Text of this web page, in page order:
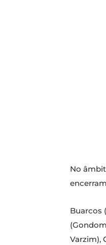
No
Buarcos
Varzim),